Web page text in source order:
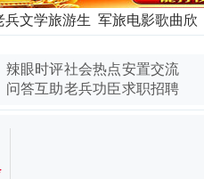
兵文学旅游生 军旅电影歌曲欣
赏
辣眼时评社会热点安置交流
问答互助老兵功臣求职招聘